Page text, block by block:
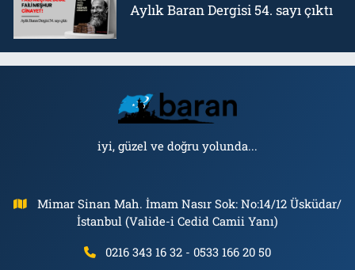
Aylık Baran Dergisi 54. sayı çıktı
iyi, güzel ve doğru yolunda...
Mimar Sinan Mah. İmam Nasır Sok: No:14/12 Üsküdar/
İstanbul (Valide-i Cedid Camii Yanı)
0216 343 16 32 - 0533 166 20 50